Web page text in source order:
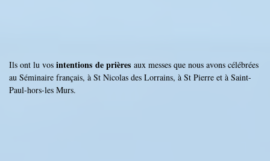
Ils ont lu vos intentions de prières aux messes que nous avons célébrées
au Séminaire français, à St Nicolas des Lorrains, à St Pierre et à Saint-
Paul-hors-les Murs.